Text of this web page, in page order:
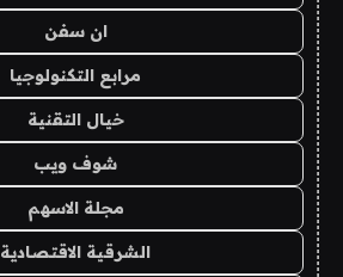
ان سفن
مرابع التكنولوجيا
خيال التقنية
شوف ويب
مجلة الاسهم
الشرقية الاقتصادية